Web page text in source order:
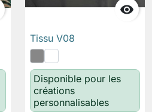

Tissu V08
Disponible pour les
créations
personnalisables